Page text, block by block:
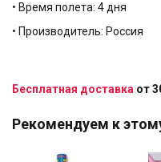
• Время полета: 4 дня
• Производитель: Россия
Бесплатная доставка от
Рекомендуем к